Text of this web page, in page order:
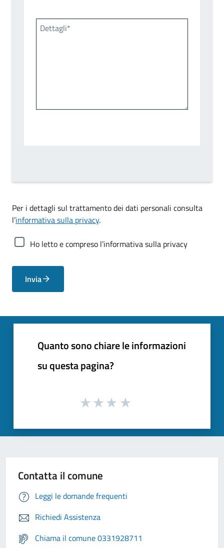
Dettagli*
Per i dettagli sul trattamento dei dati personali consulta
l’informativa sulla privacy.
Ho letto e compreso l’informativa sulla privacy
Invia
Quanto sono chiare le informazioni
su questa pagina?
Contatta il comune
Leggi le domande frequenti
Richiedi Assistenza
Chiama il comune 0331928711